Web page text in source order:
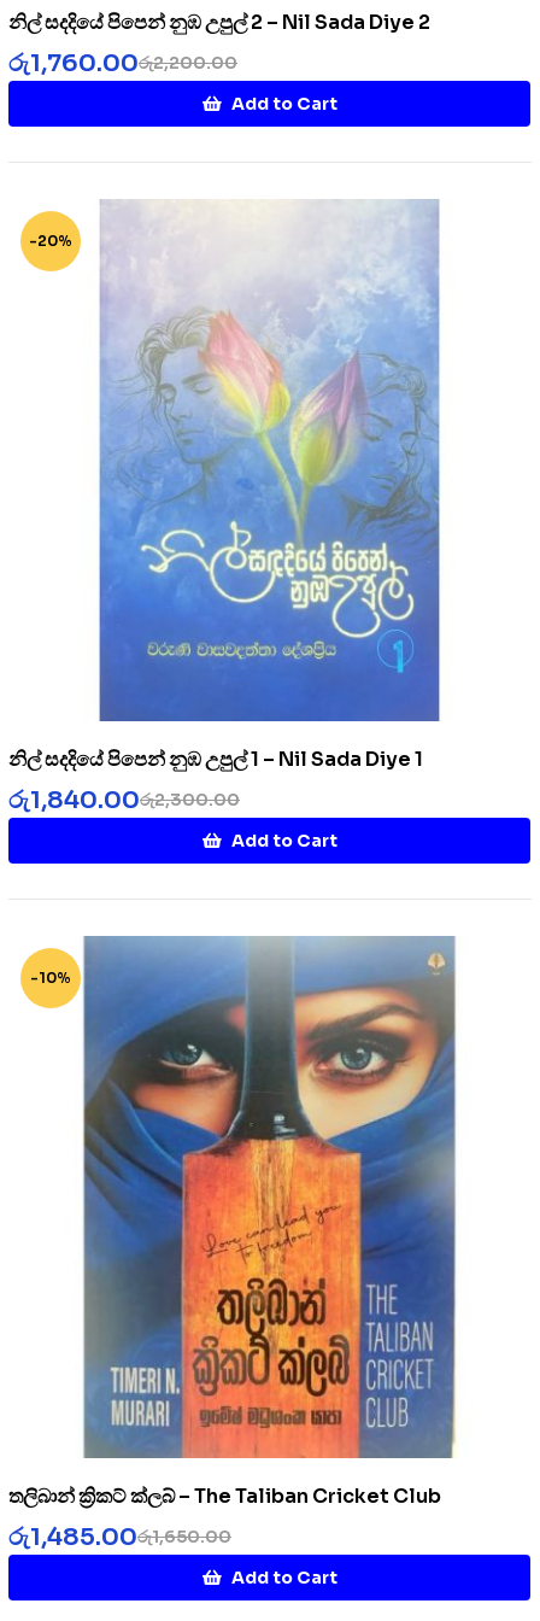
නිල් සදදියේ පිපෙන් නුඹ උපුල් 2 – Nil Sada Diye 2
රු2,200.00
රු1,760.00
Add to Cart
-20%
නිල් සදදියේ පිපෙන් නුඹ උපුල් 1 – Nil Sada Diye 1
රු2,300.00
රු1,840.00
Add to Cart
-10%
තලිබාන් ක්‍රිකට් ක්ලබ් – The Taliban Cricket Club
රු1,650.00
රු1,485.00
Add to Cart